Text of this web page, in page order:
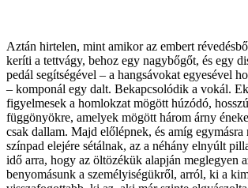
Aztán hirtelen, mint amikor az embert
keríti a tettvágy, behoz egy nagybőgőt, és egy
pedál segítségével – a hangsávokat egyesével
– komponál egy dalt. Bekapcsolódik a vokál.
figyelmesek a homlokzat mögött húzódó,
függönyökre, amelyek mögött három árny
csak dallam. Majd előlépnek, és amíg egymásra
színpad elejére sétálnak, az a néhány elnyúlt
idő arra, hogy az öltözékük alapján meglegyen
benyomásunk a személyiségükről, arról, ki a